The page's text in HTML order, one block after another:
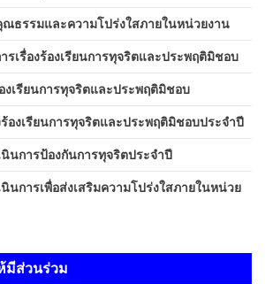
ณธรรมและความโปร่งใสภายในหน่วยงาน
รเรื่องร้องเรียนการทุจริตและประพฤติมิชอบ
งเรียนการทุจริตและประพฤติมิชอบ
องเรียนการทุจริตและประพฤติมิชอบประจำปี
นการป้องกันการทุจริตประจำปี
นการเพื่อส่งเสริมความโปร่งใสภายในหน่วย
มีส่วนร่วม